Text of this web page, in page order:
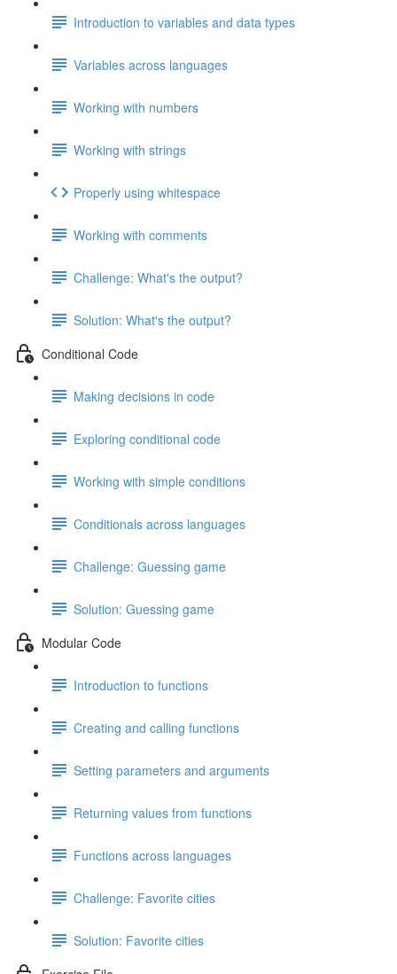
Introduction to variables and data types
Variables across languages
Working with numbers
Working with strings
Properly using whitespace
Working with comments
Challenge: What's the output?
Solution: What's the output?
Conditional Code
Making decisions in code
Exploring conditional code
Working with simple conditions
Conditionals across languages
Challenge: Guessing game
Solution: Guessing game
Modular Code
Introduction to functions
Creating and calling functions
Setting parameters and arguments
Returning values from functions
Functions across languages
Challenge: Favorite cities
Solution: Favorite cities